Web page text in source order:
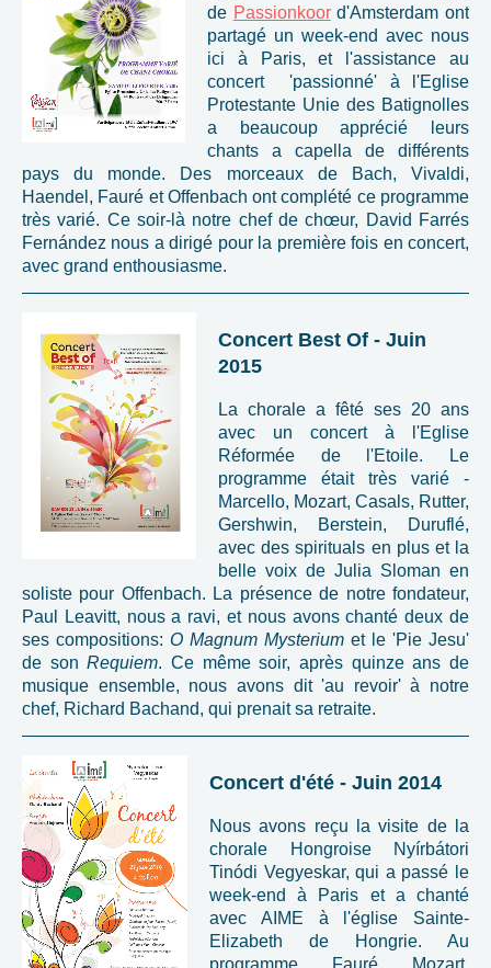
de Passionkoor d'Amsterdam ont
partagé un week-end avec nous
ici à Paris, et l'assistance au
concert 'passionné' à l'Eglise
Protestante Unie des Batignolles
a beaucoup apprécié leurs
chants a capella de différents
pays du monde. Des morceaux de Bach, Vivaldi,
Haendel, Fauré et Offenbach ont complété ce programme
très varié. Ce soir-là notre chef de chœur, David Farrés
Fernández nous a dirigé pour la première fois en concert,
avec grand enthousiasme.
Concert Best Of - Juin
2015
La chorale a fêté ses 20 ans
avec un concert à l'Eglise
Réformée de l'Etoile. Le
programme était très varié -
Marcello, Mozart, Casals, Rutter,
Gershwin, Berstein, Duruflé,
avec des spirituals en plus et la
belle voix de Julia Sloman en
soliste pour Offenbach. La présence de notre fondateur,
Paul Leavitt, nous a ravi, et nous avons chanté deux de
ses compositions: O Magnum Mysterium et le 'Pie Jesu'
de sonRequiem. Ce même soir, après quinze ans de
musique ensemble, nous avons dit 'au revoir' à notre
chef, Richard Bachand, qui prenait sa retraite.
Concert d'été - Juin 2014
Nous avons reçu la visite de la
chorale Hongroise Nyírbátori
Tinódi Vegyeskar, qui a passé le
week-end à Paris et a chanté
avec AIME à l'église Sainte-
Elizabeth de Hongrie. Au
programme, Fauré, Mozart,